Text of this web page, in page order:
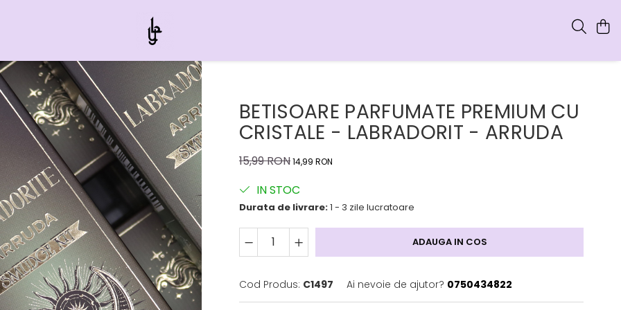
BETISOARE PARFUMATE PREMIUM CU
CRISTALE - LABRADORIT - ARRUDA
15,99 RON14,99 RON
IN STOC
Durata de livrare:1 - 3 zile lucratoare
ADAUGA IN COS
Cod Produs: C1497 Ai nevoie de ajutor? 0750434822